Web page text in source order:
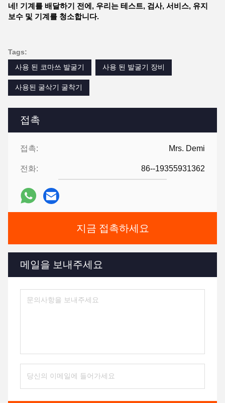
접촉
접촉: Mrs. Demi
전화: 86--19355931362
지금 접촉하세요
메일을 보내주세요
네! 기계를 배달하기 전에, 우리는 테스트, 검사, 서비스, 유지
보수 및 기계를 청소합니다.
Tags:
사용 된 코마쓰 발굴기
사용 된 발굴기 장비
사용된 굴삭기 굴착기